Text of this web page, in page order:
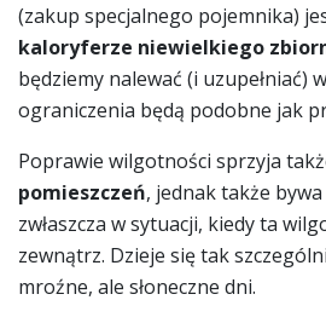
(zakup specjalnego pojemnika)
kaloryferze niewielkiego
będziemy nalewać (i uzupełniać)
ograniczenia będą podobne jak
Poprawie wilgotności sprzyja
pomieszczeń, jednak także
zwłaszcza w sytuacji, kiedy ta
zewnątrz. Dzieje się tak
mroźne, ale słoneczne dni.